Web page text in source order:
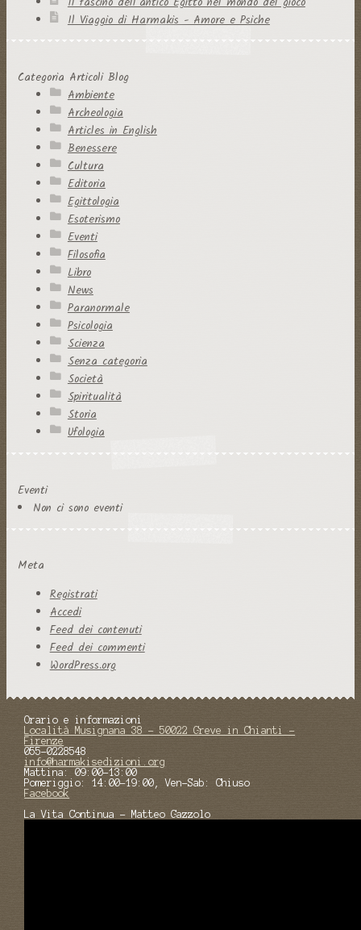
Il Viaggio di Harmakis - Amore e Psiche
Categoria Articoli Blog
Ambiente
Archeologia
Articles in English
Benessere
Cultura
Editoria
Egittologia
Esoterismo
Eventi
Filosofia
Libro
News
Paranormale
Psicologia
Scienza
Senza categoria
Società
Spiritualità
Storia
Ufologia
Eventi
Non ci sono eventi
Meta
Registrati
Accedi
Feed dei contenuti
Feed dei commenti
WordPress.org
Orario e informazioni
Località Musignana 38 - 50022 Greve in Chianti -
Firenze
055-0228548
info@harmakisedizioni.org
Mattina: 09:00-13:00
Pomeriggio: 14:00-19:00, Ven-Sab: Chiuso
Facebook
La Vita Continua - Matteo Gazzolo